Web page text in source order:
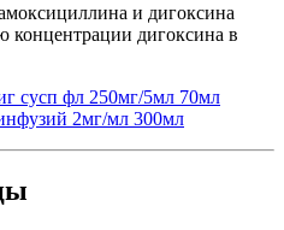
и дигоксина
дигоксина в
сусп фл 250мг/5мл 70мл
2мг/мл 300мл